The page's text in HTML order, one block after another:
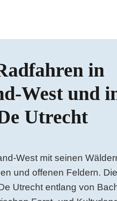
in
West und
Utrecht
West mit seinen
und offenen Feldern.
Utrecht entlang von